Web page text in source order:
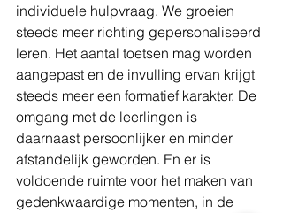
individuele hulpvraag. We groeien
steeds meer richting gepersonaliseerd
leren. Het aantal toetsen mag worden
aangepast en de invulling ervan krijgt
steeds meer een formatief karakter. De
omgang met de leerlingen is
daarnaast persoonlijker en minder
afstandelijk geworden. En er is
voldoende ruimte voor het maken van
gedenkwaardige momenten, in de